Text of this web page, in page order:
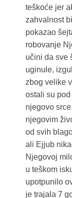
teškoće jer
zahvalnost
pokazao
robovanje
učini da sve
uginule,
zbog velike
ostali su
njegovo
njegovim
od svih
ali Ejjub
Njegovoj
u teškom
upotpunilo
je trajala 7